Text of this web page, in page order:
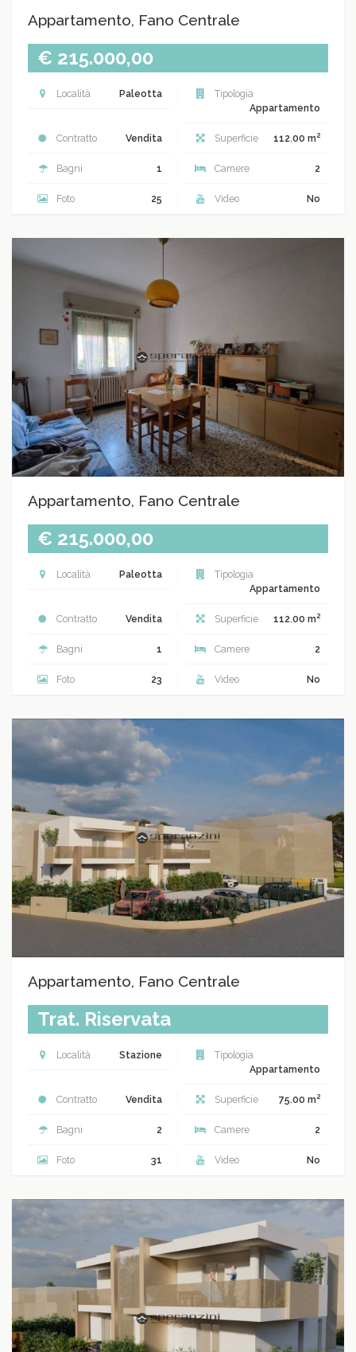
Appartamento, Fano Centrale
€ 215.000,00
Località Paleotta
Tipologia
Appartamento
Contratto Vendita Superficie 112.00 m2
Bagni 1 Camere 2
Foto 25 Video No
Appartamento, Fano Centrale
€ 215.000,00
Località Paleotta
Tipologia
Appartamento
Contratto Vendita Superficie 112.00 m2
Bagni 1 Camere 2
Foto 23 Video No
Appartamento, Fano Centrale
Trat. Riservata
Località Stazione
Tipologia
Appartamento
Contratto Vendita Superficie 75.00 m2
Bagni 2 Camere 2
Foto 31 Video No